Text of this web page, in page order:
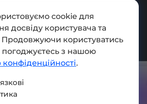
Мапа сайту
Press kit
Умови використання
СОЦ. МЕРЕЖІ
cookie для
досвіду користувача та
Продовжуючи користуватись
погоджуєтесь з нашою
.